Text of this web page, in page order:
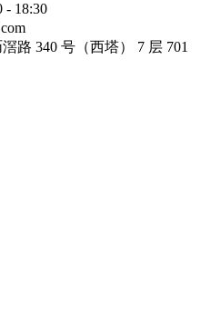
- 18:30
路 340 号（西塔） 7 层 701